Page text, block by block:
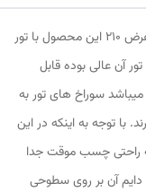
پرده توری مغناطیسی یا پرده آهنربایی ارتفاع 220 عرض 210 این محصول با تور
آن عالی بوده قابل
سوراخ های تور به
با توجه به اینکه در این
راحتی چسب موقت جدا
آن بر روی سطوحی